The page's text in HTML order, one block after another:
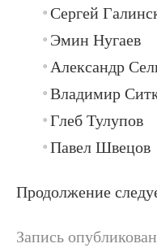
Сергей
Эмин Нугаев
Александр
Владимир
Глеб Тулупов
Павел Швецов
Продолжение
Запись